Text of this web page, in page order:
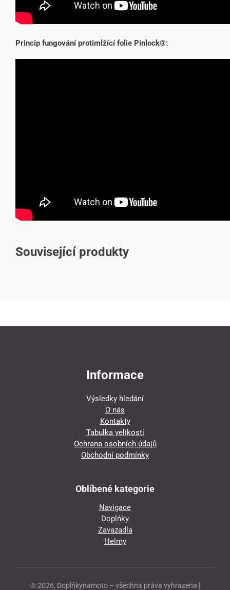
Princip fungování protimlžící folie Pinlock®:
Související produkty
Informace
Výsledky hledání
O nás
Kontakty
Tabulka velikostí
Ochrana osobních údajů
Obchodní podmínky
Oblíbené kategorie
Navigace
Doplňky
Zavazadla
Helmy
© 2026, Doplňkynamoto – všechna práva vyhrazena |